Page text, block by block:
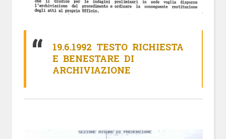
19.6.1992 TESTO RICHIESTA
E BENESTARE DI
ARCHIVIAZIONE